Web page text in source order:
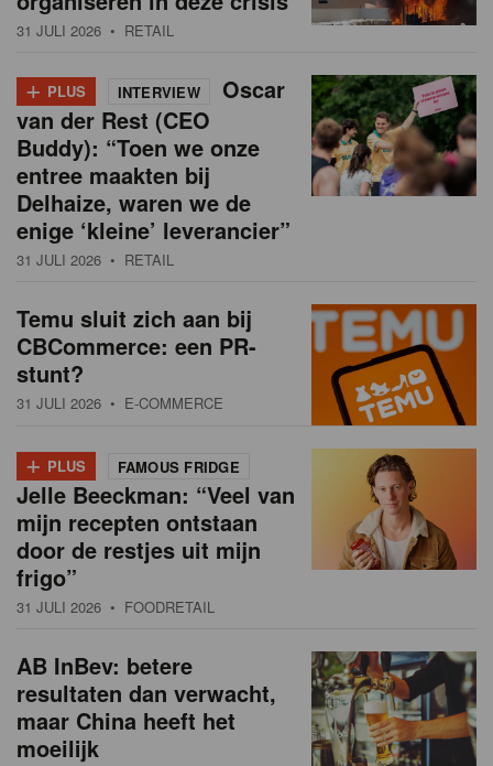
31 JULI 2026 • RETAIL
+ PLUS INTERVIEW
Oscar
van der Rest (CEO
Buddy): “Toen we onze
entree maakten bij
Delhaize, waren we de
enige ‘kleine’ leverancier”
31 JULI 2026 • RETAIL
Temu sluit zich aan bij
CBCommerce: een PR-
stunt?
31 JULI 2026 • E-COMMERCE
+ PLUS FAMOUS FRIDGE
Jelle Beeckman: “Veel van
mijn recepten ontstaan
door de restjes uit mijn
frigo”
31 JULI 2026 • FOODRETAIL
AB InBev: betere
resultaten dan verwacht,
maar China heeft het
moeilijk